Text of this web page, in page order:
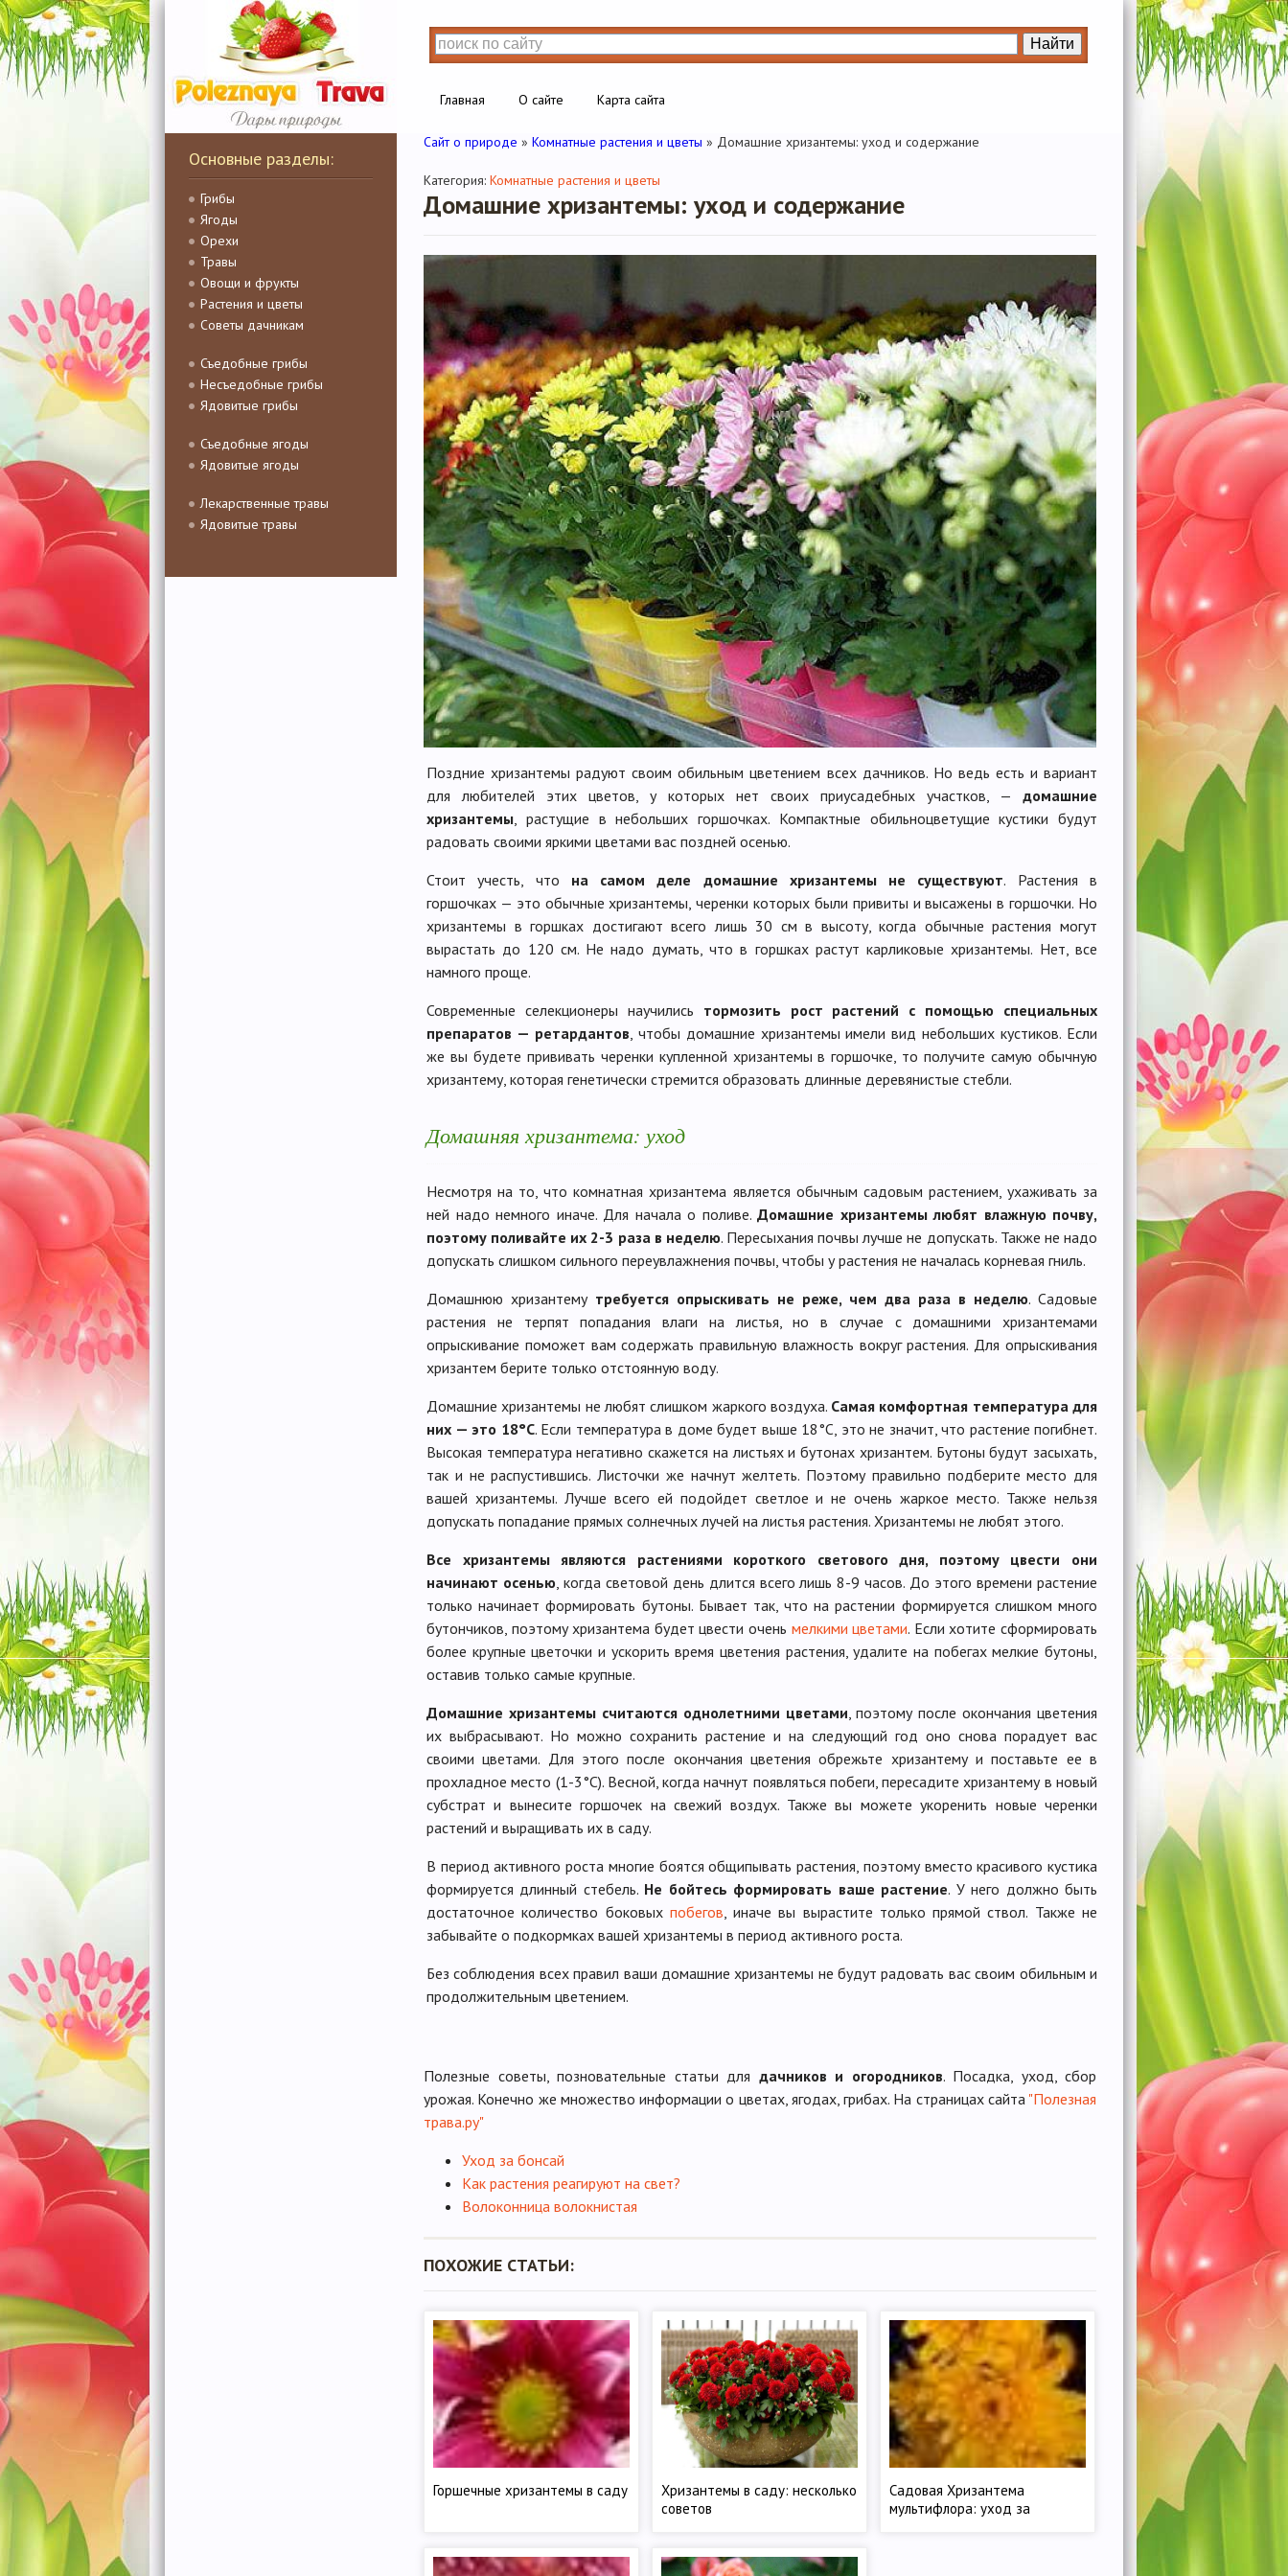
Главная О сайте Карта сайта
Основные разделы:
Грибы
Ягоды
Орехи
Травы
Овощи и фрукты
Растения и цветы
Советы дачникам
Съедобные грибы
Несъедобные грибы
Ядовитые грибы
Съедобные ягоды
Ядовитые ягоды
Лекарственные травы
Ядовитые травы
Сайт о природе » Комнатные растения и цветы » Домашние хризантемы: уход и содержание
Категория: Комнатные растения и цветы
Домашние хризантемы: уход и содержание
Поздние хризантемы радуют своим обильным цветением всех дачников. Но ведь есть и вариант
для любителей этих цветов, у которых нет своих приусадебных участков, — домашние
хризантемы , растущие в небольших горшочках. Компактные обильноцветущие кустики будут
радовать своими яркими цветами вас поздней осенью.
Стоит учесть, что на самом деле домашние хризантемы не существуют. Растения в
горшочках — это обычные хризантемы, черенки которых были привиты и высажены в горшочки. Но
хризантемы в горшках достигают всего лишь 30 см в высоту, когда обычные растения могут
вырастать до 120 см. Не надо думать, что в горшках растут карликовые хризантемы. Нет, все
намного проще.
Современные селекционеры научились тормозить рост растений с помощью специальных
препаратов — ретардантов , чтобы домашние хризантемы имели вид небольших кустиков. Если
же вы будете прививать черенки купленной хризантемы в горшочке, то получите самую обычную
хризантему, которая генетически стремится образовать длинные деревянистые стебли.
Домашняя хризантема: уход
Несмотря на то, что комнатная хризантема является обычным садовым растением, ухаживать за
ней надо немного иначе. Для начала о поливе. Домашние хризантемы любят влажную почву,
поэтому поливайте их 2-3 раза в неделю. Пересыхания почвы лучше не допускать. Также не надо
допускать слишком сильного переувлажнения почвы, чтобы у растения не началась корневая гниль.
Домашнюю хризантему требуется опрыскивать не реже, чем два раза в неделю. Садовые
растения не терпят попадания влаги на листья, но в случае с домашними хризантемами
опрыскивание поможет вам содержать правильную влажность вокруг растения. Для опрыскивания
хризантем берите только отстоянную воду.
Домашние хризантемы не любят слишком жаркого воздуха. Самая комфортная температура для
них — это 18°С. Если температура в доме будет выше 18°С, это не значит, что растение погибнет.
Высокая температура негативно скажется на листьях и бутонах хризантем. Бутоны будут засыхать,
так и не распустившись. Листочки же начнут желтеть. Поэтому правильно подберите место для
вашей хризантемы. Лучше всего ей подойдет светлое и не очень жаркое место. Также нельзя
допускать попадание прямых солнечных лучей на листья растения. Хризантемы не любят этого.
Все хризантемы являются растениями короткого светового дня, поэтому цвести они
начинают осенью , когда световой день длится всего лишь 8-9 часов. До этого времени растение
только начинает формировать бутоны. Бывает так, что на растении формируется слишком много
бутончиков, поэтому хризантема будет цвести очень мелкими цветами. Если хотите сформировать
более крупные цветочки и ускорить время цветения растения, удалите на побегах мелкие бутоны,
оставив только самые крупные.
Домашние хризантемы считаются однолетними цветами , поэтому после окончания цветения
их выбрасывают. Но можно сохранить растение и на следующий год оно снова порадует вас
своими цветами. Для этого после окончания цветения обрежьте хризантему и поставьте ее в
прохладное место (1-3°С). Весной, когда начнут появляться побеги, пересадите хризантему в новый
субстрат и вынесите горшочек на свежий воздух. Также вы можете укоренить новые черенки
растений и выращивать их в саду.
В период активного роста многие боятся общипывать растения, поэтому вместо красивого кустика
формируется длинный стебель. Не бойтесь формировать ваше растение. У него должно быть
достаточное количество боковых побегов , иначе вы вырастите только прямой ствол. Также не
забывайте о подкормках вашей хризантемы в период активного роста.
Без соблюдения всех правил ваши домашние хризантемы не будут радовать вас своим обильным и
продолжительным цветением.
Полезные советы, позновательные статьи для дачников и огородников. Посадка, уход, сбор
урожая. Конечно же множество информации о цветах, ягодах, грибах. На страницах сайта "Полезная
трава.ру"
Уход за бонсай
Как растения реагируют на свет?
Волоконница волокнистая
ПОХОЖИЕ СТАТЬИ:
Горшечные хризантемы в саду
Хризантемы в саду: несколько
советов
Садовая Хризантема
мультифлора: уход за